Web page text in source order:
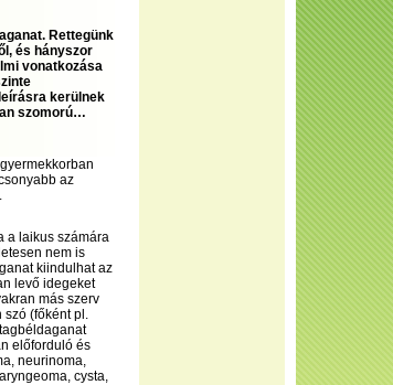
Rettegünk
és hányszor
vonatkozása
kerülnek
szomorú…
az
a laikus számára
nem is
kiindulhat az
levő idegeket
más szerv
szó (főként pl.
előforduló és
neurinoma,
cysta,